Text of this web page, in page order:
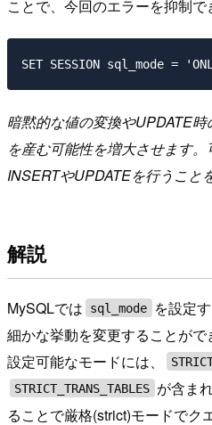
ことで、今回のエラーを抑制で
暗黙的な値の変換やUPDATE
を産む可能性を増大させます
INSERTやUPDATEを行うこと
解説
MySQLでは sql_mode
を設定
細かな挙動を変更することがで
設定可能なモードには、
STRICT_TRANS_TABLES が含ま
ることで厳格(strict)モードでク